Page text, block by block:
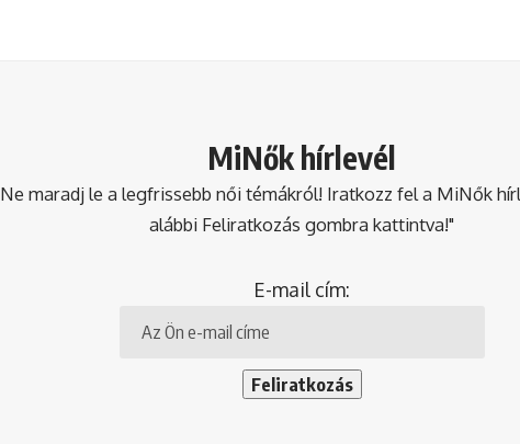
MiNők hírlevél
Ne maradj le a legfrissebb női témákról! Iratkozz fel a MiNők
alábbi Feliratkozás gombra kattintva!"
E-mail cím: